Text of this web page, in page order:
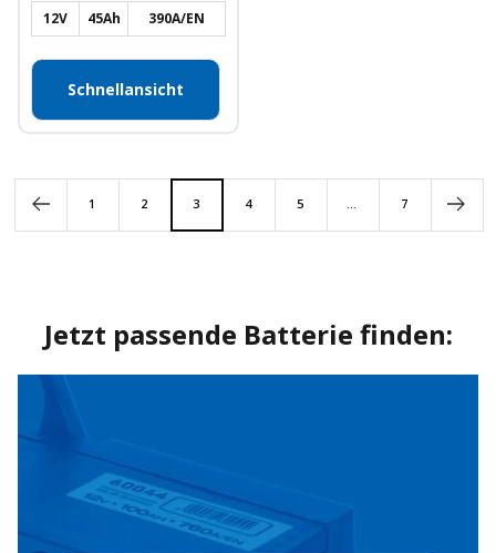
12V 45Ah 390A/EN
Schnellansicht
1 2 3 4 5 … 7
Jetzt passende Batterie finden: